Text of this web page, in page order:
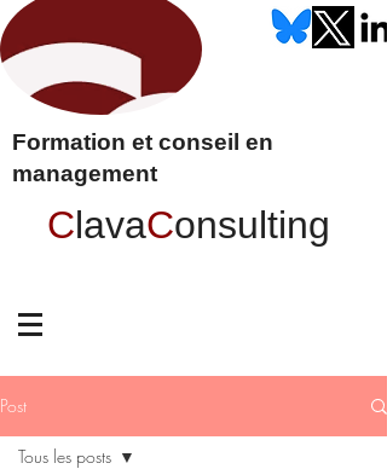
Formation et conseil en
management
ClavaConsulting
Post
Tous les posts